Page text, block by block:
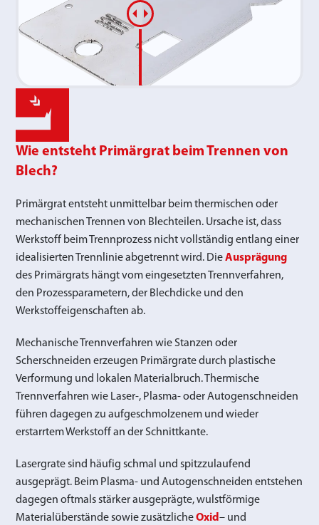
Wie entsteht Primärgrat beim Trennen von
Blech?
Primärgrat entsteht unmittelbar beim thermischen oder
mechanischen Trennen von Blechteilen. Ursache ist, dass
Werkstoff beim Trennprozess nicht vollständig entlang einer
idealisierten Trennlinie abgetrennt wird. DieAusprägung
des Primärgrats hängt vom eingesetzten Trennverfahren,
den Prozessparametern, der Blechdicke und den
Werkstoffeigenschaften ab.
Mechanische Trennverfahren wie Stanzen oder
Scherschneiden erzeugen Primärgrate durch plastische
Verformung und lokalen Materialbruch. Thermische
Trennverfahren wie Laser-, Plasma- oder Autogenschneiden
führen dagegen zu aufgeschmolzenem und wieder
erstarrtem Werkstoff an der Schnittkante.
Lasergrate sind häufig schmal und spitzzulaufend
ausgeprägt. Beim Plasma- und Autogenschneiden entstehen
dagegen oftmals stärker ausgeprägte, wulstförmige
Materialüberstände sowie zusätzlicheOxid– und